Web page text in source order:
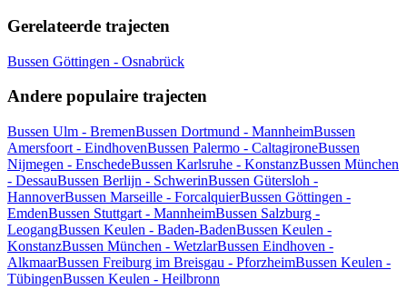
Gerelateerde trajecten
Bussen Göttingen - Osnabrück
Andere populaire trajecten
Bussen Ulm - BremenBussen Dortmund - MannheimBussen
Amersfoort - EindhovenBussen Palermo - CaltagironeBussen
Nijmegen - EnschedeBussen Karlsruhe - KonstanzBussen München
- DessauBussen Berlijn - SchwerinBussen Gütersloh -
HannoverBussen Marseille - ForcalquierBussen Göttingen -
EmdenBussen Stuttgart - MannheimBussen Salzburg -
LeogangBussen Keulen - Baden-BadenBussen Keulen -
KonstanzBussen München - WetzlarBussen Eindhoven -
AlkmaarBussen Freiburg im Breisgau - PforzheimBussen Keulen -
TübingenBussen Keulen - Heilbronn